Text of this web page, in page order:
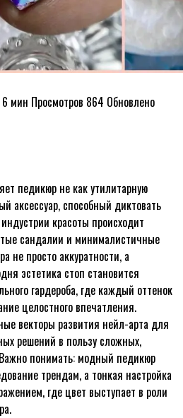
6 мин Просмотров 864 Обновлено
педикюр не как утилитарную
аксессуар, способный диктовать
красоты происходит
сандалии и минималистичные
не просто аккуратности, а
эстетика стоп становится
гардероба, где каждый оттенок
целостного впечатления.
векторы развития нейл-арта для
решений в пользу сложных,
понимать: модный педикюр
трендам, а тонкая настройка
где цвет выступает в роли